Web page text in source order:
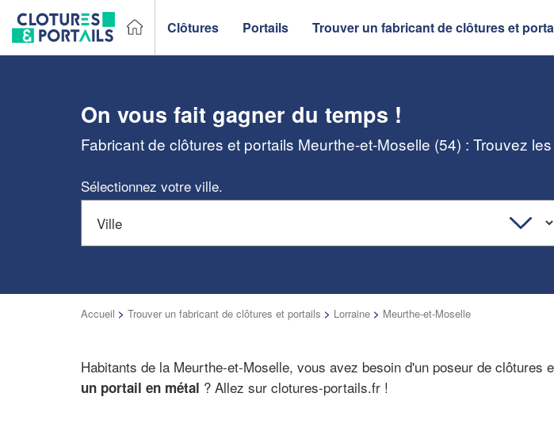
Clôtures Portails Trouver un fabricant de clôtures et
On vous fait gagner du temps !
Fabricant de clôtures et portails Meurthe-et-Moselle (54) : Trouvez
Sélectionnez votre ville.
Accueil > Trouver un fabricant de clôtures et portails > Lorraine > Meurthe-et-Moselle
Habitants de la Meurthe-et-Moselle, vous avez besoin d'un poseur de clôtures
un portail en métal ? Allez sur clotures-portails.fr !